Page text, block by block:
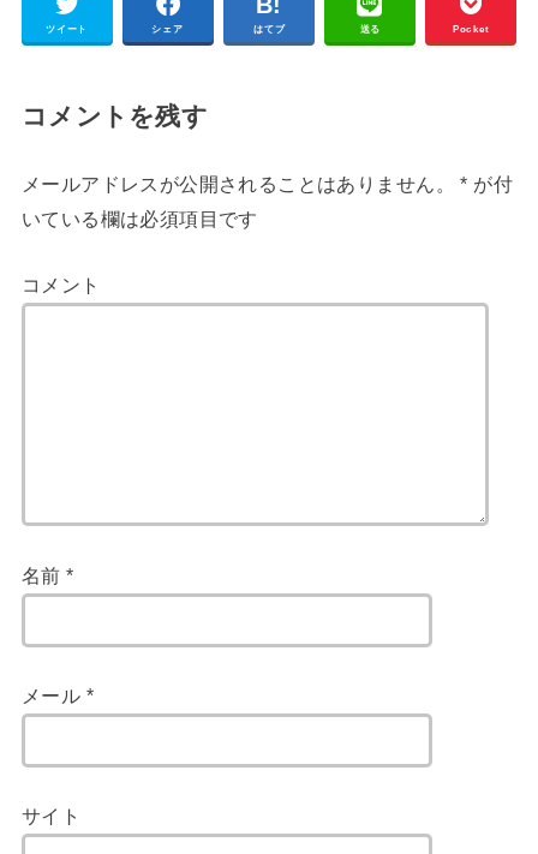
ツイート シェア はてブ 送る Pocket
コメントを残す
メールアドレスが公開されることはありません。 * が付
いている欄は必須項目です
コメント
名前*
メール *
サイト